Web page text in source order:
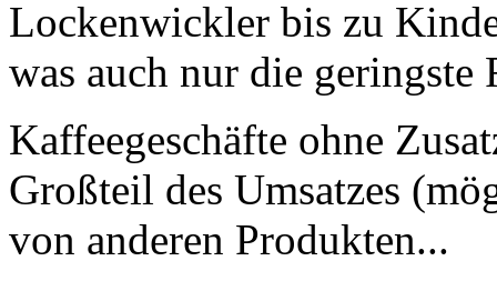
Lockenwickler bis zu
was auch nur die geringste
Kaffeegeschäfte ohne
Großteil des Umsatzes
von anderen Produkten...